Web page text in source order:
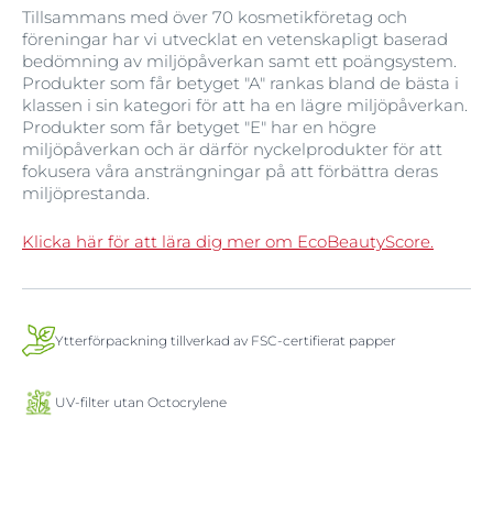
Tillsammans med över 70 kosmetikföretag och
föreningar har vi utvecklat en vetenskapligt baserad
bedömning av miljöpåverkan samt ett poängsystem.
Produkter som får betyget "A" rankas bland de bästa i
klassen i sin kategori för att ha en lägre miljöpåverkan.
Produkter som får betyget "E" har en högre
miljöpåverkan och är därför nyckelprodukter för att
fokusera våra ansträngningar på att förbättra deras
miljöprestanda.
Klicka här för att lära dig mer om EcoBeautyScore.
Ytterförpackning tillverkad av FSC-certifierat papper
UV-filter utan Octocrylene